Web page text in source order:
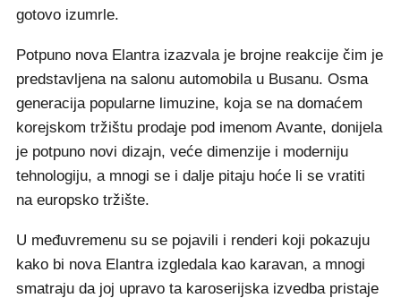
gotovo izumrle.
Potpuno nova Elantra izazvala je brojne reakcije čim je
predstavljena na salonu automobila u Busanu. Osma
generacija popularne limuzine, koja se na domaćem
korejskom tržištu prodaje pod imenom Avante, donijela
je potpuno novi dizajn, veće dimenzije i moderniju
tehnologiju, a mnogi se i dalje pitaju hoće li se vratiti
na europsko tržište.
U međuvremenu su se pojavili i renderi koji pokazuju
kako bi nova Elantra izgledala kao karavan, a mnogi
smatraju da joj upravo ta karoserijska izvedba pristaje